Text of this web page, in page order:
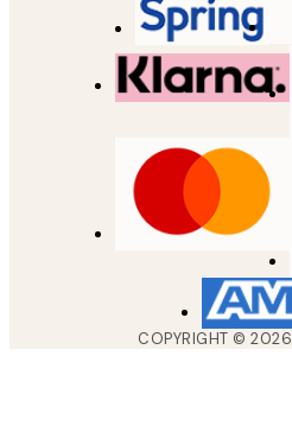
COPYRIGHT ©2026